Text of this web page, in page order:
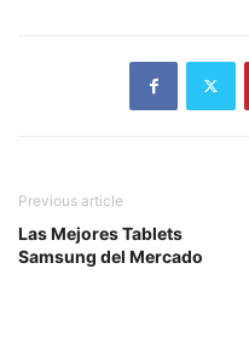
Previous article
Las Mejores Tablets
Samsung del Mercado